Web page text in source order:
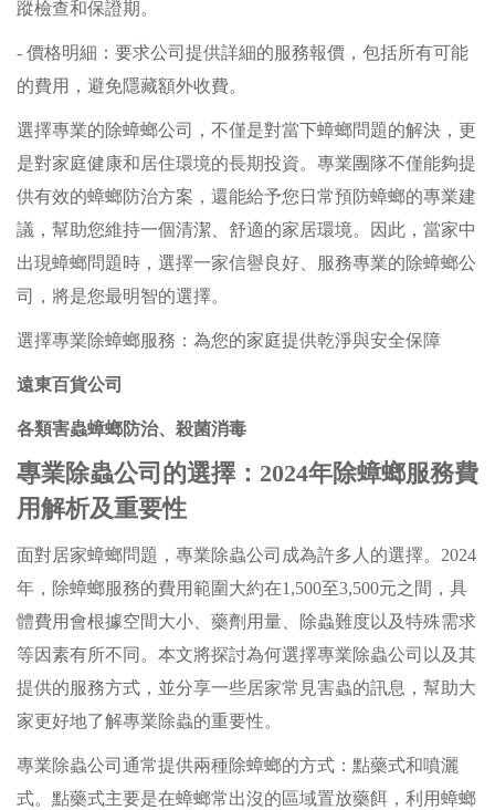
蹤檢查和保證期。
- 價格明細：要求公司提供詳細的服務報價，包括所有可能
的費用，避免隱藏額外收費。
選擇專業的除蟑螂公司，不僅是對當下蟑螂問題的解決，更
是對家庭健康和居住環境的長期投資。專業團隊不僅能夠提
供有效的蟑螂防治方案，還能給予您日常預防蟑螂的專業建
議，幫助您維持一個清潔、舒適的家居環境。因此，當家中
出現蟑螂問題時，選擇一家信譽良好、服務專業的除蟑螂公
司，將是您最明智的選擇。
選擇專業除蟑螂服務：為您的家庭提供乾淨與安全保障
遠東百貨公司
各類害蟲蟑螂防治、殺菌消毒
專業除蟲公司的選擇：2024年除蟑螂服務費
用解析及重要性
面對居家蟑螂問題，專業除蟲公司成為許多人的選擇。2024
年，除蟑螂服務的費用範圍大約在1,500至3,500元之間，具
體費用會根據空間大小、藥劑用量、除蟲難度以及特殊需求
等因素有所不同。本文將探討為何選擇專業除蟲公司以及其
提供的服務方式，並分享一些居家常見害蟲的訊息，幫助大
家更好地了解專業除蟲的重要性。
專業除蟲公司通常提供兩種除蟑螂的方式：點藥式和噴灑
式。點藥式主要是在蟑螂常出沒的區域置放藥餌，利用蟑螂